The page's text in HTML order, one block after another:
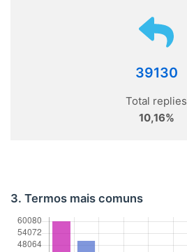
39130
Total replies
10,16%
3. Termos mais comuns